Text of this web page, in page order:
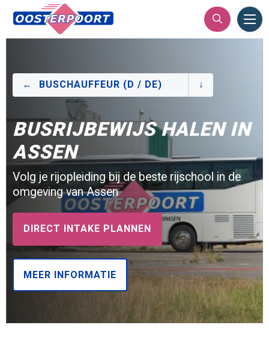
BUSCHAUFFEUR (D / DE)
BUSRIJBEWIJS HALEN IN
ASSEN
Volg je rijopleiding bij de beste rijschool in de
omgeving van Assen
DIRECT INTAKE PLANNEN
MEER INFORMATIE